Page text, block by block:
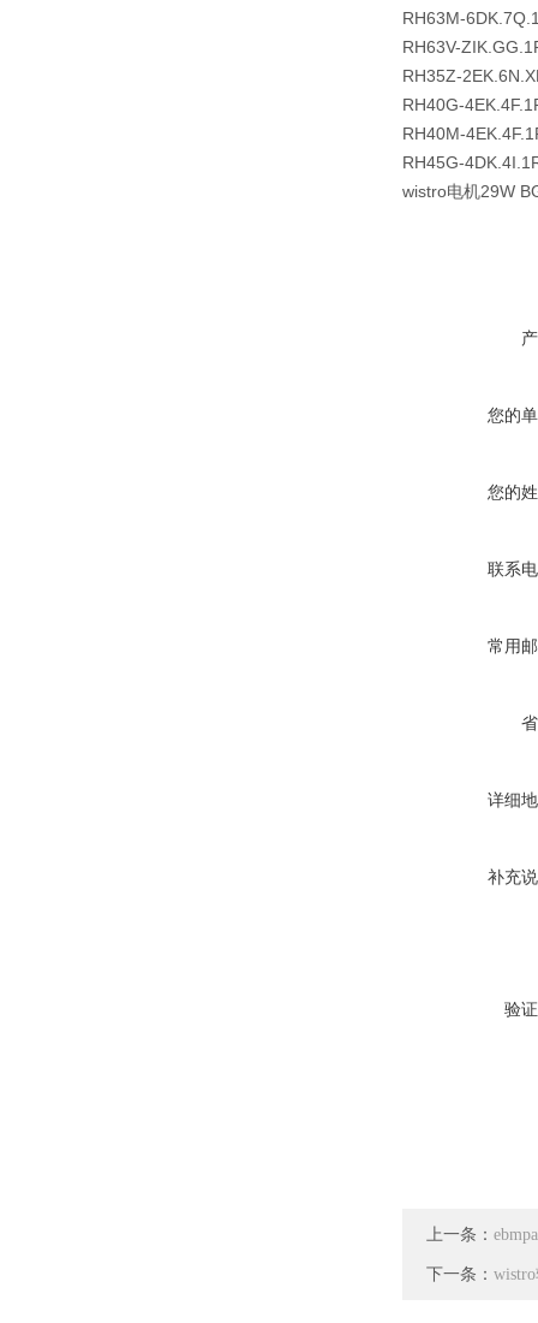
RH63M-
RH63V-
RH35Z-
RH40G-
RH40M-
RH45G-
wistro电机29W
您的
您的
联系
常用
详细
补充
验
上一条：
下一条：